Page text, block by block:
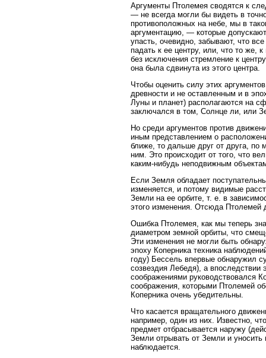
Аргументы Птолемея сводятся к
— не всегда могли бы видеть в
противоположных на небе, мы в
аргументацию, — которые
упасть, очевидно, забывают, что
падать к ее центру, или, что то же,
без исключения стремление к
она была сдвинута из этого центра.
Чтобы оценить силу этих
древности и не оставленным и в
Луны и планет) располагаются на
заключался в том, Солнце ли, или
Но среди аргументов против
иным представлением о
ближе, то дальше друг от друга, по
ним. Это происходит от того, что
каким-нибудь неподвижным
Если Земля обладает
изменяется, и потому видимые
Земли на ее орбите, т. е. в
этого изменения. Отсюда Птолемей
Ошибка Птолемея, как мы теперь
диаметром земной орбиты, что
Эти изменения не могли быть
эпоху Коперника техника
году) Бессель впервые обнаружил
созвездия Лебедя), а
соображениями руководствовался
соображения, которыми Птолемей
Коперника очень убедительны.
Что касается вращательного
например, один из них. Известно,
предмет отбрасывается наружу
Земли отрывать от Земли и уносить
наблюдается.